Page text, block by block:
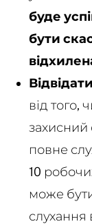
буде
бути
від того,
захисний
повне
10
може
слухання